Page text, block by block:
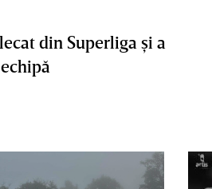
din Superliga şi a